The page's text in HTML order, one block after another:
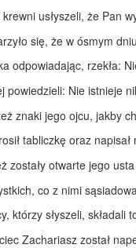
usłyszeli, że Pan
się, że w ósmym
odpowiadając, rzekła:
powiedzieli: Nie istnieje
znaki jego ojcu, jakby
tabliczkę oraz
zostały otwarte jego
co z nimi
którzy słyszeli,
Zachariasz został